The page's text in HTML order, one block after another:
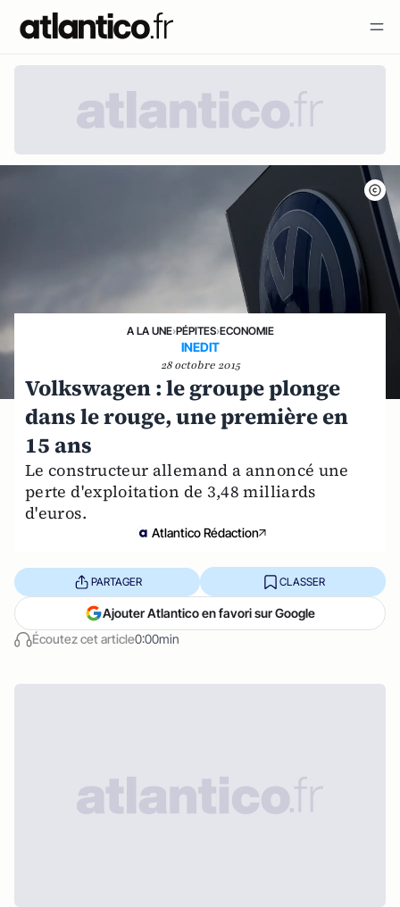
A LA UNE›PÉPITES›ECONOMIE
INEDIT
28 octobre 2015
Volkswagen : le groupe plonge
dans le rouge, une première en
15 ans
Le constructeur allemand a annoncé une
perte d'exploitation de 3,48 milliards
d'euros.
Atlantico Rédaction
Écoutez cet article0:00min
PARTAGER CLASSER
Ajouter Atlantico en favori sur Google